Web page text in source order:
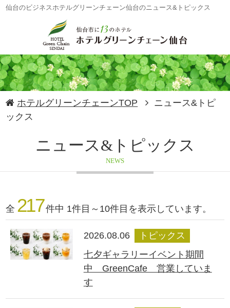
仙台のビジネスホテルグリーンチェーン仙台のニュース&トピックス
ホテルグリーンチェーンTOP
ニュース&トピ
ックス
ニュース&トピックス
NEWS
全 217 件中 1件目～10件目を表示しています。
2026.08.06
トピックス
七夕ギャラリーイベント期間
中 GreenCafe 営業していま
す